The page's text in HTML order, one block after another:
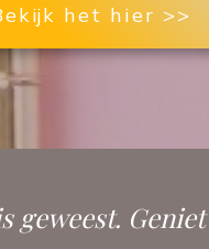
het hier >>
geweest.